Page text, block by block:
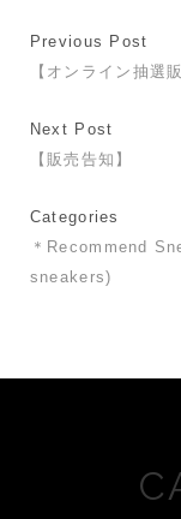
Previous Post
【オンライン抽選
Next Post
【販売告知】
Categories
＊Recommend
sneakers)